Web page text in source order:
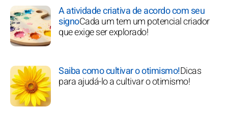
A atividade criativa de acordo com seu
signoCada um tem um potencial criador
que exige ser explorado!
Saiba como cultivar o otimismo!Dicas
para ajudá-lo a cultivar o otimismo!